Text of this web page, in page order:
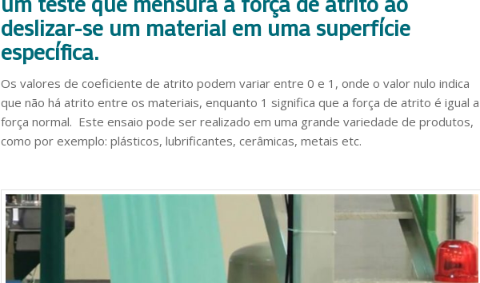
deslizar-se um material em uma superfície
específica.
Os valores de coeficiente de atrito podem variar entre 0 e 1, onde o valor nulo indica
que não há atrito entre os materiais, enquanto 1 significa que a força de atrito é igual a
força normal. Este ensaio pode ser realizado em uma grande variedade de produtos,
como por exemplo: plásticos, lubrificantes, cerâmicas, metais etc.